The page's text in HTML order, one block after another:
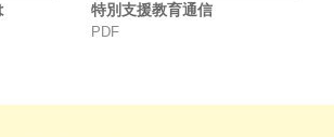
特別支援教育通信
PDF